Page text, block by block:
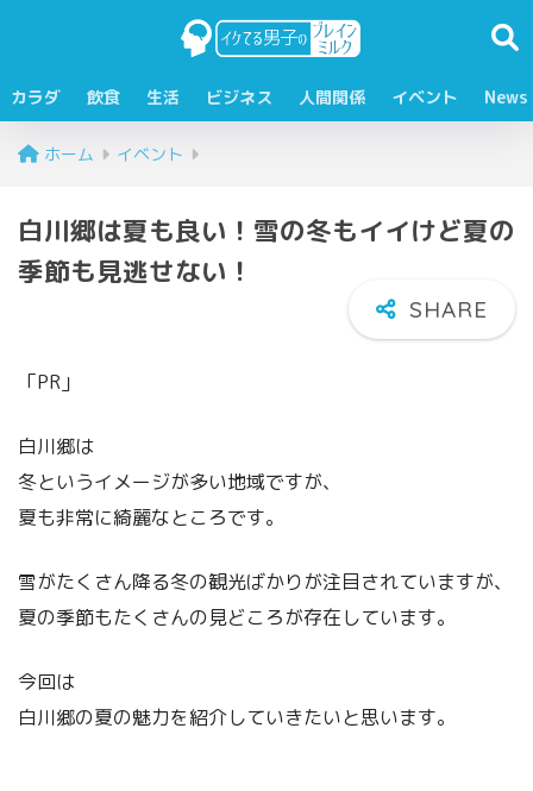
カラダ 飲食 生活 ビジネス 人間関係 イベント News
ホーム イベント
白川郷は夏も良い！雪の冬もイイけど夏の
季節も見逃せない！
「PR」
白川郷は
冬というイメージが多い地域ですが、
夏も非常に綺麗なところです。
雪がたくさん降る冬の観光ばかりが注目されていますが、
夏の季節もたくさんの見どころが存在しています。
今回は
白川郷の夏の魅力を紹介していきたいと思います。